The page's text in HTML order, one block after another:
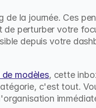
de la journée. Ces
perturber votre
depuis votre
modèles, cette
c'est tout.